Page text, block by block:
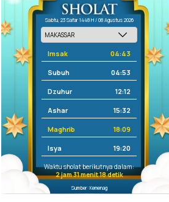
Sabtu, 23 Safar 1448 H / 08 Agustus 2026
Imsak 04:43
Subuh 04:53
Dzuhur 12:12
Ashar 15:32
Maghrib 18:09
Isya 19:20
Waktu sholat berikutnya dalam:
2 jam 31 menit 17 detik
Sumber: Kemenag